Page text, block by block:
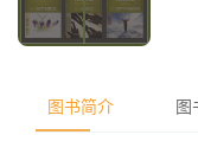
图书简介 图